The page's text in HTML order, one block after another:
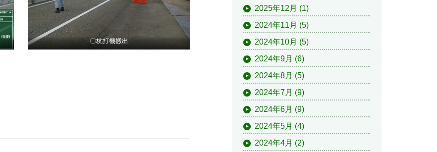
〇杭打機搬出
2025年12月 (1)
2024年11月 (5)
2024年10月 (5)
2024年9月 (6)
2024年8月 (5)
2024年7月 (9)
2024年6月 (9)
2024年5月 (4)
2024年4月 (2)